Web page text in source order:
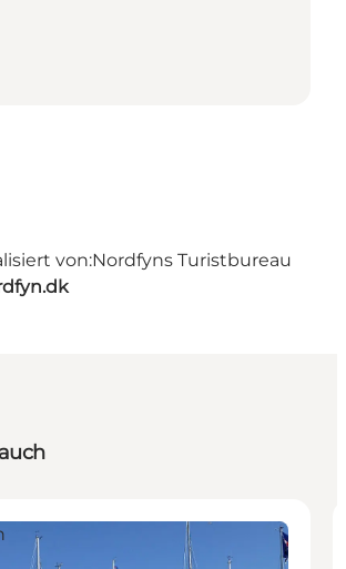
von:Nordfyns Turistbureau